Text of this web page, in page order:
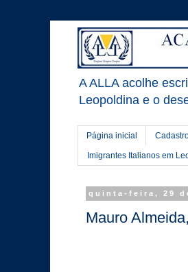
A ALLA acolhe
Leopoldina e o
Página inicial
Imigrantes Italianos em
quinta-feira, 29
Mauro